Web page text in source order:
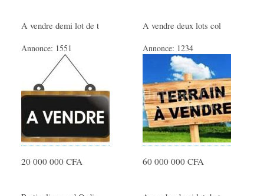
A vendre demi lot de t
Annonce: 1551
20 000 000 CFA
A vendre deux lots col
Annonce: 1234
60 000 000 CFA